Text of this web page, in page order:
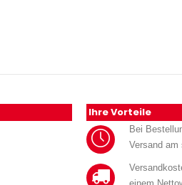
Ihre Vorteile
Bei
Versand am